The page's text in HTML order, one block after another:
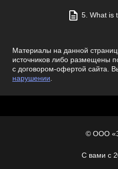
5. What is
Материалы на данной
источников либо размещены
с договором-офертой сайта.
нарушении.
© ООО
С вами с